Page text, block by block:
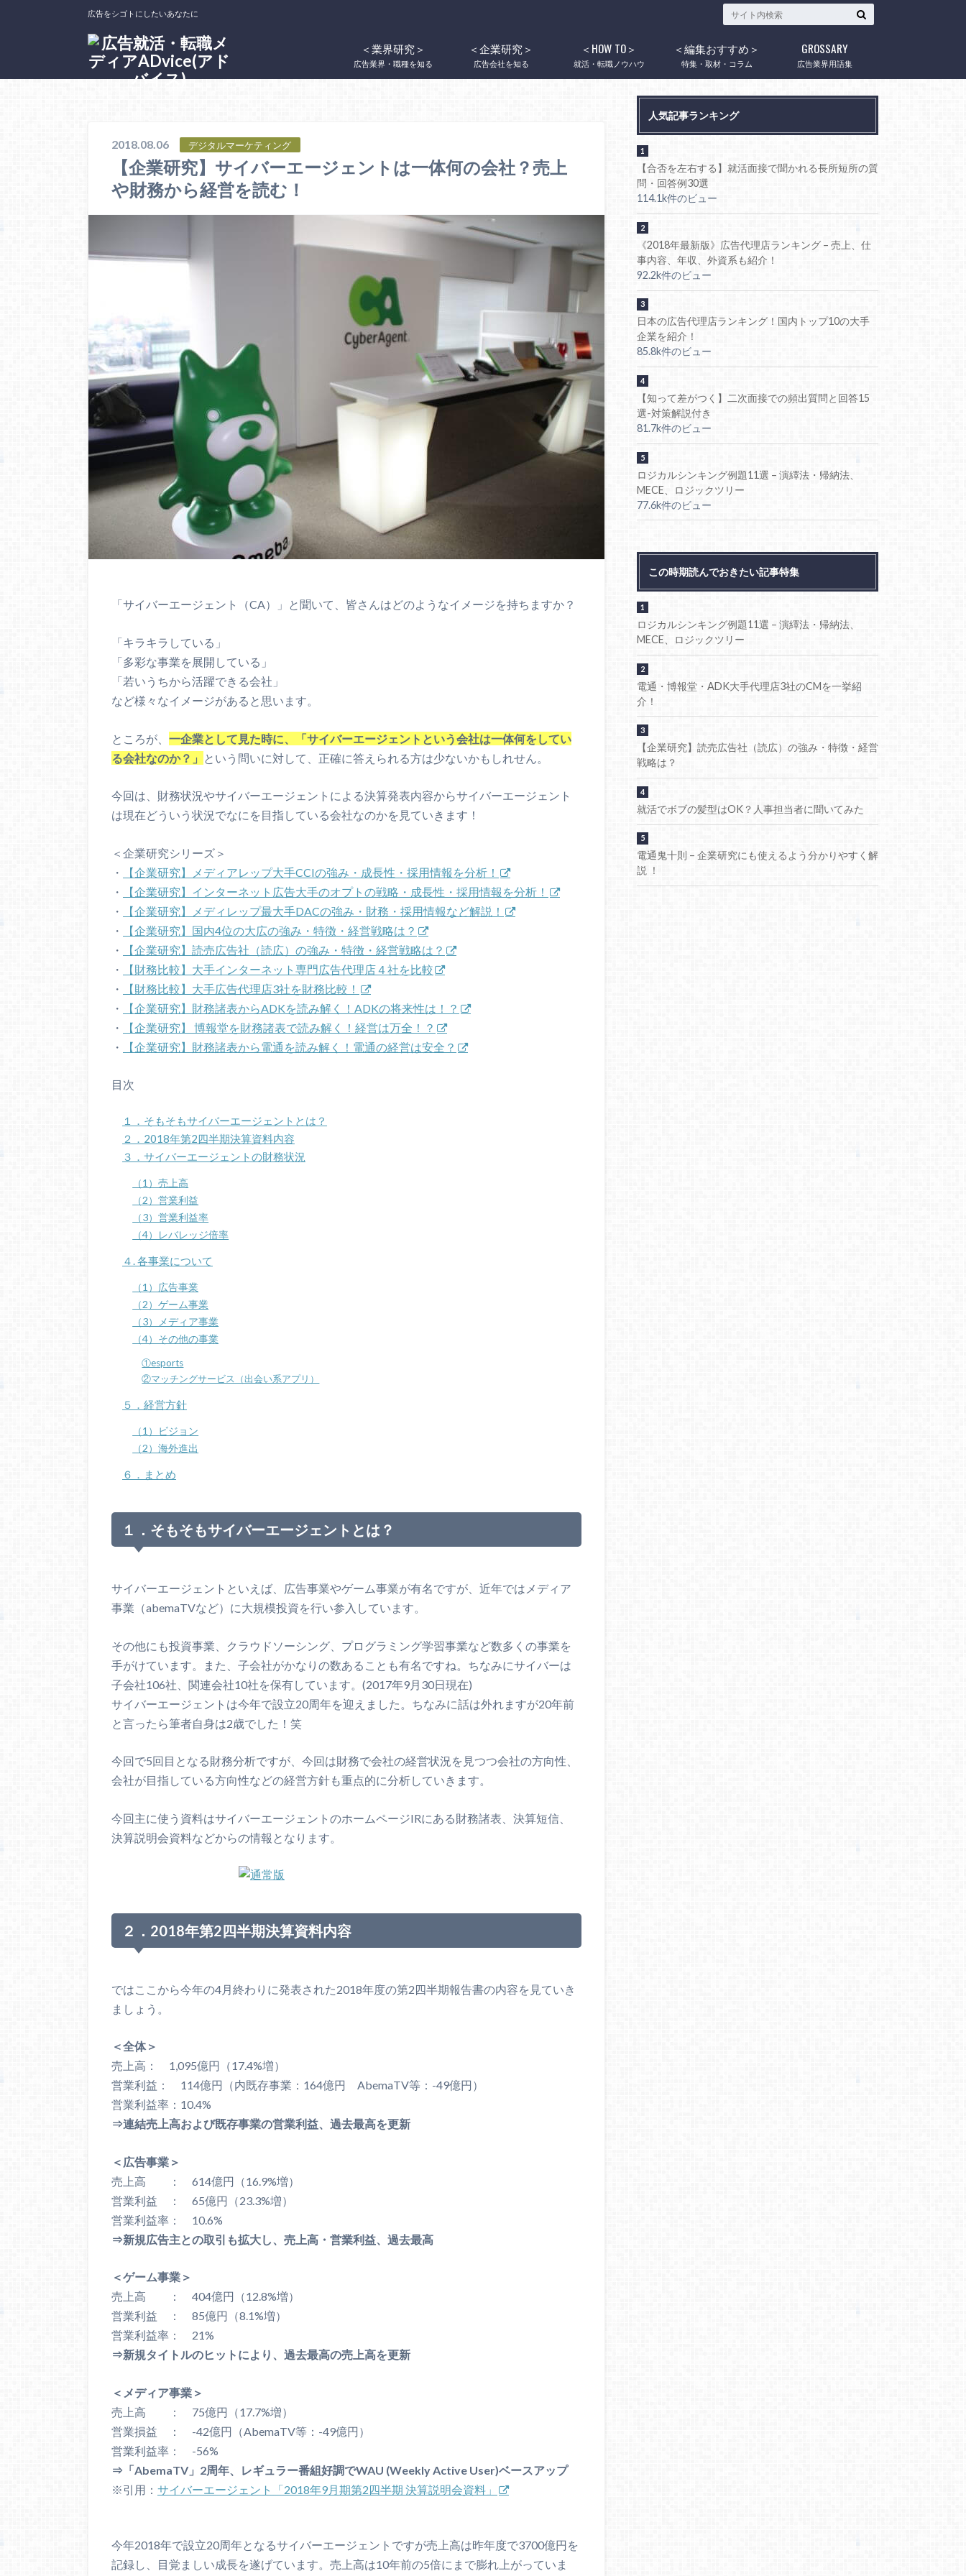
広告をシゴトにしたいあなたに
広告業界・職種を知る
＜業界研究＞
広告会社を知る
＜企業研究＞
就活・転職ノウハウ
＜HOW TO＞
特集・取材・コラム
＜編集おすすめ＞
広告業界用語集
GROSSARY
2018.08.06 デジタルマーケティング
【企業研究】サイバーエージェントは一体何の会社？売上
や財務から経営を読む！
「サイバーエージェント（CA）」と聞いて、皆さんはどのようなイメージを持ちますか？
「キラキラしている」
「多彩な事業を展開している」
「若いうちから活躍できる会社」
など様々なイメージがあると思います。
ところが、 一企業として見た時に、「サイバーエージェントという会社は一体何をしてい
る会社なのか？」
という問いに対して、正確に答えられる方は少ないかもしれせん。
今回は、財務状況やサイバーエージェントによる決算発表内容からサイバーエージェント
は現在どういう状況でなにを目指している会社なのかを見ていきます！
＜企業研究シリーズ＞
・
【企業研究】メディアレップ大手CCIの強み・成長性・採用情報を分析！
・
【企業研究】インターネット広告大手のオプトの戦略・成長性・採用情報を分析！
・
【企業研究】メディレップ最大手DACの強み・財務・採用情報など解説！
・
【企業研究】国内4位の大広の強み・特徴・経営戦略は？
・
【企業研究】読売広告社（読広）の強み・特徴・経営戦略は？
・
【財務比較】大手インターネット専門広告代理店４社を比較
・
【財務比較】大手広告代理店3社を財務比較！
・
【企業研究】財務諸表からADKを読み解く！ADKの将来性は！？
・
【企業研究】 博報堂を財務諸表で読み解く！経営は万全！？
・
【企業研究】財務諸表から電通を読み解く！電通の経営は安全？
目次
１．そもそもサイバーエージェントとは？
２．2018年第2四半期決算資料内容
３．サイバーエージェントの財務状況
（1）売上高
（2）営業利益
（3）営業利益率
（4）レバレッジ倍率
４. 各事業について
（1）広告事業
（2）ゲーム事業
（3）メディア事業
（4）その他の事業
①esports
②マッチングサービス（出会い系アプリ）
５．経営方針
（1）ビジョン
（2）海外進出
６．まとめ
１．そもそもサイバーエージェントとは？
サイバーエージェントといえば、広告事業やゲーム事業が有名ですが、近年ではメディア
事業（abemaTVなど）に大規模投資を行い参入しています。
その他にも投資事業、クラウドソーシング、プログラミング学習事業など数多くの事業を
手がけています。また、子会社がかなりの数あることも有名ですね。ちなみにサイバーは
子会社106社、関連会社10社を保有しています。(2017年9月30日現在)
サイバーエージェントは今年で設立20周年を迎えました。ちなみに話は外れますが20年前
と言ったら筆者自身は2歳でした！笑
今回で5回目となる財務分析ですが、今回は財務で会社の経営状況を見つつ会社の方向性、
会社が目指している方向性などの経営方針も重点的に分析していきます。
今回主に使う資料はサイバーエージェントのホームページIRにある財務諸表、決算短信、
決算説明会資料などからの情報となります。
２．2018年第2四半期決算資料内容
ではここから今年の4月終わりに発表された2018年度の第2四半期報告書の内容を見ていき
ましょう。
＜全体＞
売上高： 1,095億円（17.4%増）
営業利益： 114億円（内既存事業：164億円 AbemaTV等：-49億円）
営業利益率：10.4%
⇒連結売上高および既存事業の営業利益、過去最高を更新
＜広告事業＞
売上高 ： 614億円（16.9%増）
営業利益 ： 65億円（23.3%増）
営業利益率： 10.6%
⇒新規広告主との取引も拡大し、売上高・営業利益、過去最高
＜ゲーム事業＞
売上高 ： 404億円（12.8%増）
営業利益 ： 85億円（8.1%増）
営業利益率： 21%
⇒新規タイトルのヒットにより、過去最高の売上高を更新
＜メディア事業＞
売上高 ： 75億円（17.7%増）
営業損益 ： -42億円（AbemaTV等：-49億円）
営業利益率： -56%
⇒「AbemaTV」2周年、レギュラー番組好調でWAU (Weekly Active User)ベースアップ
※引用： サイバーエージェント「2018年9月期第2四半期 決算説明会資料」
今年2018年で設立20周年となるサイバーエージェントですが売上高は昨年度で3700億円を
記録し、目覚ましい成長を遂げています。売上高は10年前の5倍にまで膨れ上がっていま
人気記事ランキング
【合否を左右する】就活面接で聞かれる長所短所の質
問・回答例30選
114.1k件のビュー
《2018年最新版》広告代理店ランキング – 売上、仕
事内容、年収、外資系も紹介！
92.2k件のビュー
日本の広告代理店ランキング！国内トップ10の大手
企業を紹介！
85.8k件のビュー
【知って差がつく】二次面接での頻出質問と回答15
選-対策解説付き
81.7k件のビュー
ロジカルシンキング例題11選 – 演繹法・帰納法、
MECE、ロジックツリー
77.6k件のビュー
この時期読んでおきたい記事特集
ロジカルシンキング例題11選 – 演繹法・帰納法、
MECE、ロジックツリー
電通・博報堂・ADK大手代理店3社のCMを一挙紹
介！
【企業研究】読売広告社（読広）の強み・特徴・経営
戦略は？
就活でボブの髪型はOK？人事担当者に聞いてみた
電通鬼十則 – 企業研究にも使えるよう分かりやすく解
説 ！